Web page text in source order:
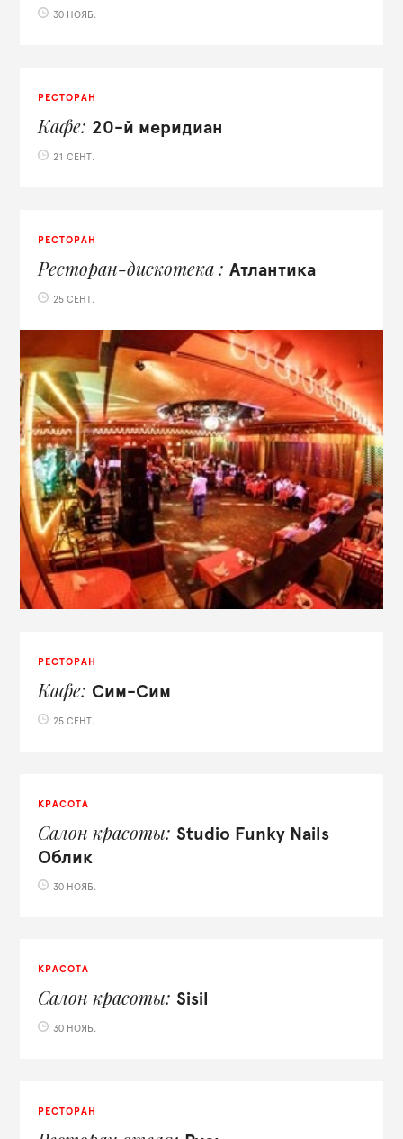
30 НОЯБ.
РЕСТОРАН
Кафе 20-й меридиан
21 СЕНТ.
РЕСТОРАН
Ресторан-дискотека Атлантика
25 СЕНТ.
РЕСТОРАН
Кафе Сим-Сим
25 СЕНТ.
КРАСОТА
Салон красоты
Studio Funky Nails
Облик
30 НОЯБ.
КРАСОТА
Салон красоты Sisil
30 НОЯБ.
РЕСТОРАН